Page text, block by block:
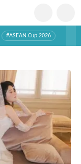
#ASEAN Cup 2026